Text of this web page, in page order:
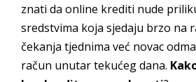
znati da online krediti nude
sredstvima koja sjedaju brzo na
čekanja tjednima već novac
račun unutar tekućeg dana.